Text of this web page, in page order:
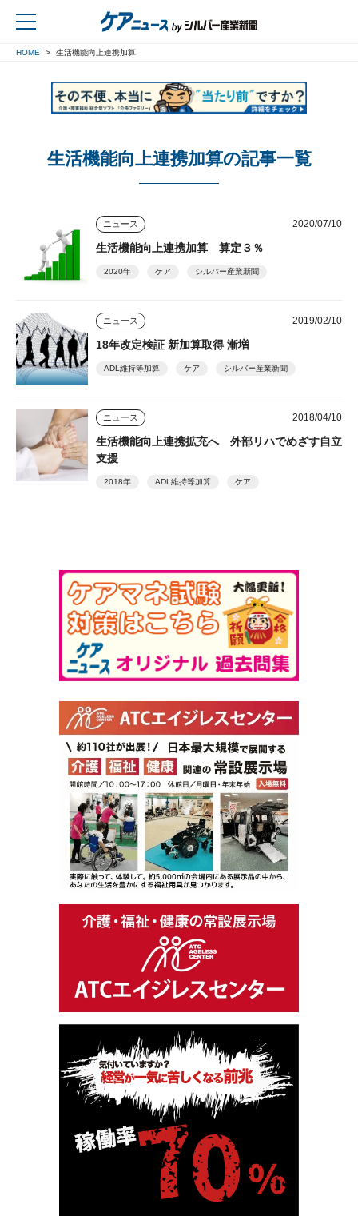
HOME 生活機能向上連携加算
生活機能向上連携加算の記事一覧
ニュース 2020/07/10
生活機能向上連携加算 算定３％
2020年 ケア シルバー産業新聞
ニュース 2019/02/10
18年改定検証 新加算取得 漸増
ADL維持等加算 ケア シルバー産業新聞
ニュース 2018/04/10
生活機能向上連携拡充へ 外部リハでめざす自立
支援
2018年 ADL維持等加算 ケア